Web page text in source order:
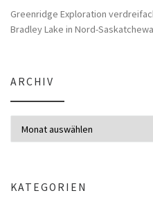
Greenridge Exploration
Bradley Lake in Nord-
ARCHIV
KATEGORIEN